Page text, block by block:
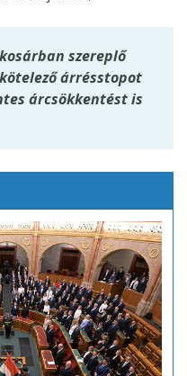
szereplő
árrésstopot
árcsökkentést is